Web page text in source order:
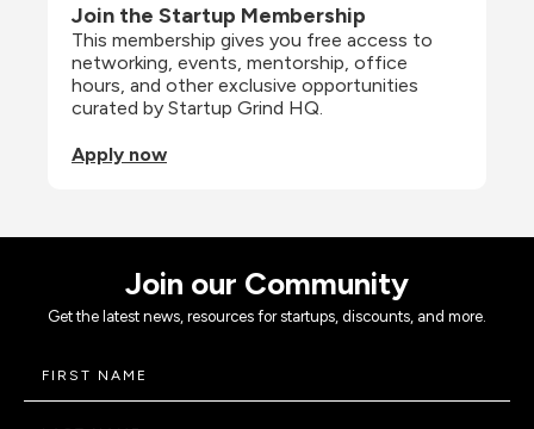
Join the Startup Membership
This membership gives you free access to
networking, events, mentorship, office
hours, and other exclusive opportunities
curated by Startup Grind HQ.
Apply now
Join our Community
Get the latest news, resources for startups, discounts, and more.